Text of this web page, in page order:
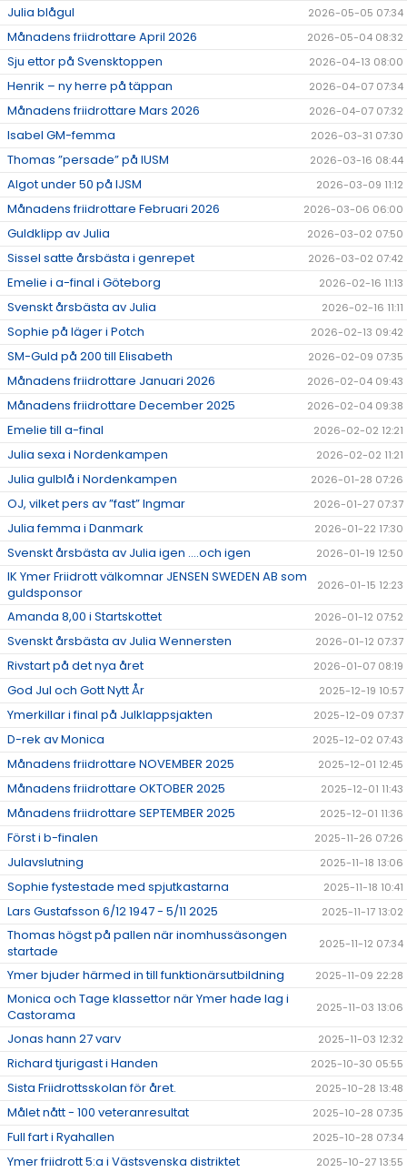
Julia blågul 2026-05-05 07:34
Månadens friidrottare April 2026 2026-05-04 08:32
Sju ettor på Svensktoppen 2026-04-13 08:00
Henrik – ny herre på täppan 2026-04-07 07:34
Månadens friidrottare Mars 2026 2026-04-07 07:32
Isabel GM-femma 2026-03-31 07:30
Thomas ”persade” på IUSM 2026-03-16 08:44
Algot under 50 på IJSM 2026-03-09 11:12
Månadens friidrottare Februari 2026 2026-03-06 06:00
Guldklipp av Julia 2026-03-02 07:50
Sissel satte årsbästa i genrepet 2026-03-02 07:42
Emelie i a-final i Göteborg 2026-02-16 11:13
Svenskt årsbästa av Julia 2026-02-16 11:11
Sophie på läger i Potch 2026-02-13 09:42
SM-Guld på 200 till Elisabeth 2026-02-09 07:35
Månadens friidrottare Januari 2026 2026-02-04 09:43
Månadens friidrottare December 2025 2026-02-04 09:38
Emelie till a-final 2026-02-02 12:21
Julia sexa i Nordenkampen 2026-02-02 11:21
Julia gulblå i Nordenkampen 2026-01-28 07:26
OJ, vilket pers av ”fast” Ingmar 2026-01-27 07:37
Julia femma i Danmark 2026-01-22 17:30
Svenskt årsbästa av Julia igen ….och igen 2026-01-19 12:50
IK Ymer Friidrott välkomnar JENSEN SWEDEN AB som
guldsponsor
2026-01-15 12:23
Amanda 8,00 i Startskottet 2026-01-12 07:52
Svenskt årsbästa av Julia Wennersten 2026-01-12 07:37
Rivstart på det nya året 2026-01-07 08:19
God Jul och Gott Nytt År 2025-12-19 10:57
Ymerkillar i final på Julklappsjakten 2025-12-09 07:37
D-rek av Monica 2025-12-02 07:43
Månadens friidrottare NOVEMBER 2025 2025-12-01 12:45
Månadens friidrottare OKTOBER 2025 2025-12-01 11:43
Månadens friidrottare SEPTEMBER 2025 2025-12-01 11:36
Först i b-finalen 2025-11-26 07:26
Julavslutning 2025-11-18 13:06
Sophie fystestade med spjutkastarna 2025-11-18 10:41
Lars Gustafsson 6/12 1947 - 5/11 2025 2025-11-17 13:02
Thomas högst på pallen när inomhussäsongen
startade
2025-11-12 07:34
Ymer bjuder härmed in till funktionärsutbildning 2025-11-09 22:28
Monica och Tage klassettor när Ymer hade lag i
Castorama
2025-11-03 13:06
Jonas hann 27 varv 2025-11-03 12:32
Richard tjurigast i Handen 2025-10-30 05:55
Sista Friidrottsskolan för året. 2025-10-28 13:48
Målet nått - 100 veteranresultat 2025-10-28 07:35
Full fart i Ryahallen 2025-10-28 07:34
Ymer friidrott 5:a i Västsvenska distriktet 2025-10-27 13:55